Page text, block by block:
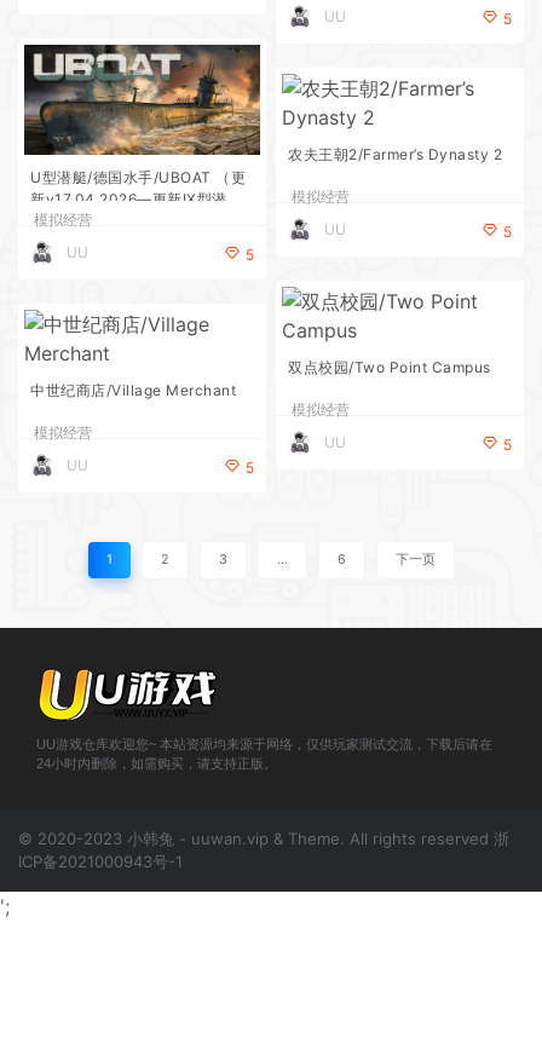
UU
5
U型潜艇/德国水手/UBOAT （更
新v17.04.2026—更新IX型潜艇:
遥远海岸DLC）
模拟经营
UU
5
农夫王朝2/Farmer’s Dynasty 2
模拟经营
UU
5
中世纪商店/Village Merchant
模拟经营
UU
5
双点校园/Two Point Campus
模拟经营
UU
5
1 2 3 … 6 下一页
UU游戏仓库欢迎您~ 本站资源均来源于网络，仅供玩家测试交流，下载后请在
24小时内删除，如需购买，请支持正版。
© 2020-2023 小韩兔 - uuwan.vip & Theme. All rights reserved 浙
ICP备2021000943号-1
';